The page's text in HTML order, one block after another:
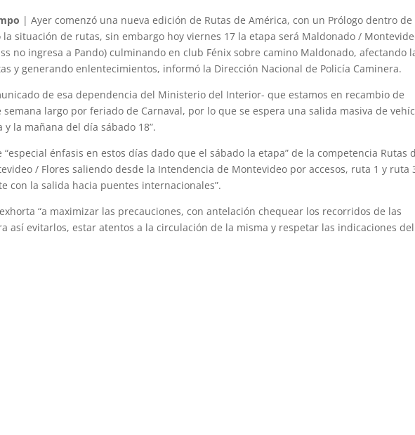
| Ayer comenzó una nueva edición de Rutas de América, con un Prólogo dentro de
situación de rutas, sin embargo hoy viernes 17 la etapa será Maldonado /
no ingresa a Pando) culminando en club Fénix sobre camino Maldonado, afectando
y generando enlentecimientos, informó la Dirección Nacional de Policía Caminera.
de esa dependencia del Ministerio del Interior- que estamos en recambio de
largo por feriado de Carnaval, por lo que se espera una salida masiva de
la mañana del día sábado 18”.
énfasis en estos días dado que el sábado la etapa” de la competencia Rutas
/ Flores saliendo desde la Intendencia de Montevideo por accesos, ruta 1 y ruta
con la salida hacia puentes internacionales”.
“a maximizar las precauciones, con antelación chequear los recorridos de las
así evitarlos, estar atentos a la circulación de la misma y respetar las indicaciones del